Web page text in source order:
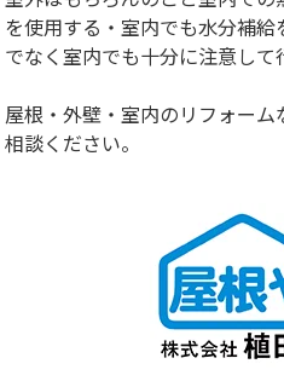
を使用する・室内でも水分補
でなく室内でも十分に注意して
屋根・外壁・室内のリフォー
相談ください。